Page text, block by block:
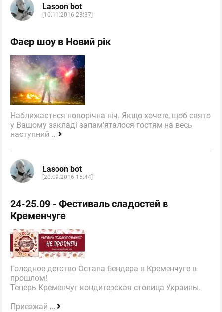
Lasoon bot
[10.11.2016 23:37]
Фаєр шоу в Новий рік
Наближається новорічна ніч. Якщо хочете, щоб свято
у Вашому закладі запам'яталося гостям на весь
наступний ...
Lasoon bot
[20.09.2016 15:44]
24-25.09 - Фестиваль сладостей в
Кременчуге
Голодное детство Остапа Бендера в Кременчуге в
прошлом!
Теперь Кременчуг кондитерская столица Украины.
Приезжай ...